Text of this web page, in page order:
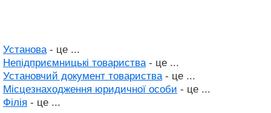
Установа- це ...
Непідприємницькі товариства- це ...
Установчий документ товариства- це ...
Місцезнаходження юридичної особи - це ...
Філія - це ...